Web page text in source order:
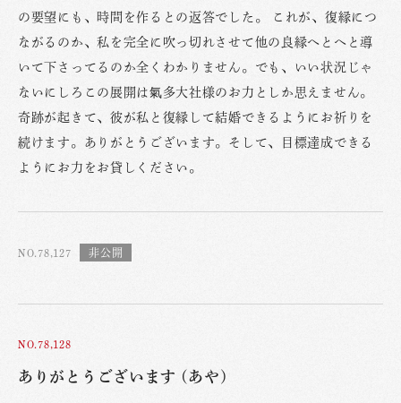
の要望にも、時間を作るとの返答でした。 これが、復縁につ
ながるのか、私を完全に吹っ切れさせて他の良縁へとへと導
いて下さってるのか全くわかりません。でも、いい状況じゃ
ないにしろこの展開は氣多大社様のお力としか思えません。
奇跡が起きて、彼が私と復縁して結婚できるようにお祈りを
続けます。ありがとうございます。そして、目標達成できる
ようにお力をお貸しください。
NO.78,127
NO.78,128
ありがとうございます (あや)